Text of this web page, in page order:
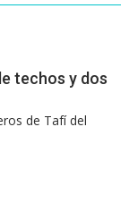
techos y dos
de Tafí del